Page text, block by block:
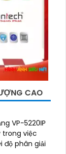
CAO
VP-5220IP
trong việc